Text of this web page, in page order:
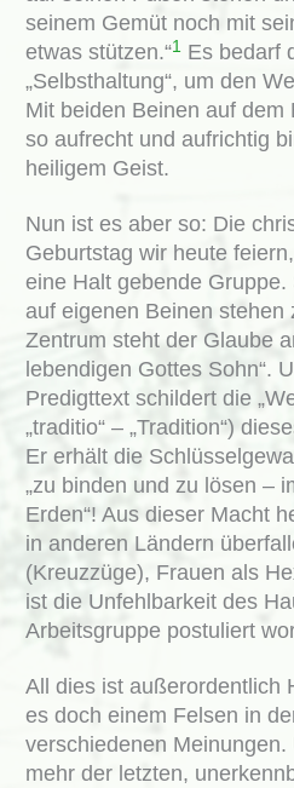
seinem Gemüt noch mit
etwas stützen.“1 Es bedarf
„Selbsthaltung“, um den
Mit beiden Beinen auf dem
so aufrecht und aufrichtig
heiligem Geist.
Nun ist es aber so: Die
Geburtstag wir heute
eine Halt gebende
auf eigenen Beinen stehen
Zentrum steht der Glaube
lebendigen Gottes Sohn“.
Predigttext schildert die
„traditio“ – „Tradition“)
Er erhält die
„zu binden und zu lösen –
Erden“! Aus dieser Macht
in anderen Ländern
(Kreuzzüge), Frauen als
ist die Unfehlbarkeit des
Arbeitsgruppe postuliert
All dies ist außerordentlich
es doch einem Felsen in
verschiedenen
mehr der letzten,